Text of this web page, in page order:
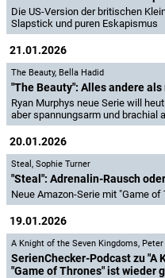
Die US-Version der britischen
Slapstick und puren Eskapismus
21.01.2026
The Beauty, Bella Hadid
"The Beauty": Alles andere
Ryan Murphys neue Serie will
aber spannungsarm und brachial
20.01.2026
Steal , Sophie Turner
"Steal": Adrenalin-Rausch
Neue Amazon-Serie mit "Game
19.01.2026
A Knight of the Seven Kingdoms,
SerienChecker-Podcast zu "A
"Game of Thrones" ist wieder